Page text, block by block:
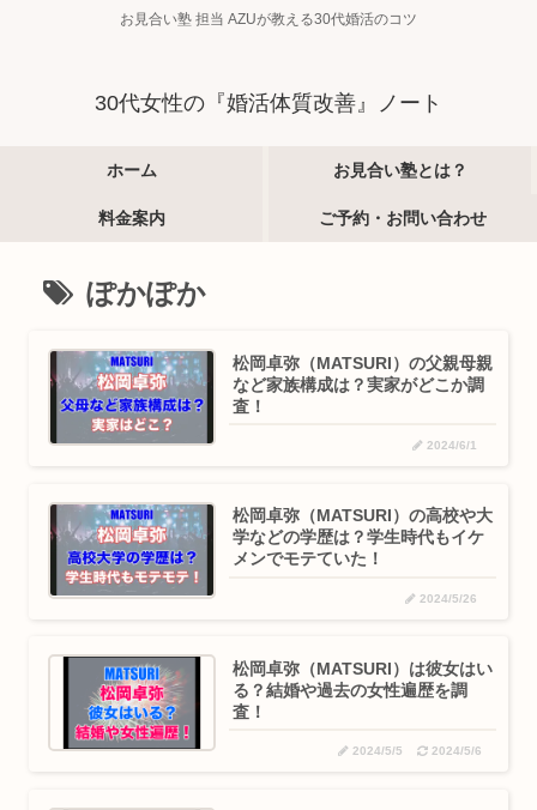
お見合い塾 担当 AZUが教える30代婚活のコツ
30代女性の『婚活体質改善』ノート
ホーム お見合い塾とは？
料金案内 ご予約・お問い合わせ
ぽかぽか
松岡卓弥（MATSURI）の父親母親
など家族構成は？実家がどこか調
査！
2024/6/1
松岡卓弥（MATSURI）の高校や大
学などの学歴は？学生時代もイケ
メンでモテていた！
2024/5/26
松岡卓弥（MATSURI）は彼女はい
る？結婚や過去の女性遍歴を調
査！
2024/5/5 2024/5/6